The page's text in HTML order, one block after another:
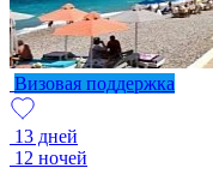
Визовая поддержка
13 дней
12 ночей